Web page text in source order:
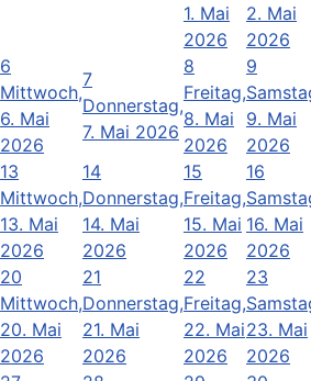
1. Mai
2026
2. Mai
2026
6
Mittwoch,
6. Mai
2026
7
Donnerstag,
7. Mai 2026
8
Freitag,
8. Mai
2026
9
9. Mai
2026
13
Mittwoch,
13. Mai
2026
14
Donnerstag,
14. Mai
2026
15
Freitag,
15. Mai
2026
16
16. Mai
2026
20
Mittwoch,
20. Mai
2026
21
Donnerstag,
21. Mai
2026
22
Freitag,
22. Mai
2026
23
23. Mai
2026